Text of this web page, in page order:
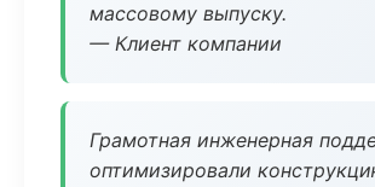
массовому выпуску.
— Клиент компании
Грамотная инженерная
оптимизировали